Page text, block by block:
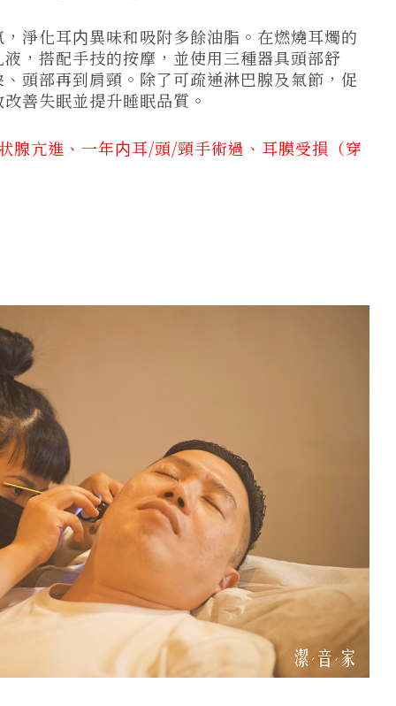
淨化耳内異味和吸附多餘油脂。在燃燒耳燭的
，搭配手技的按摩，並使用三種器具頭部舒
頭部再到肩頸。除了可疏通淋巴腺及氣節，促
善失眠並提升睡眠品質。
腺亢進、一年内耳/頭/頸手術過、耳膜受損（穿